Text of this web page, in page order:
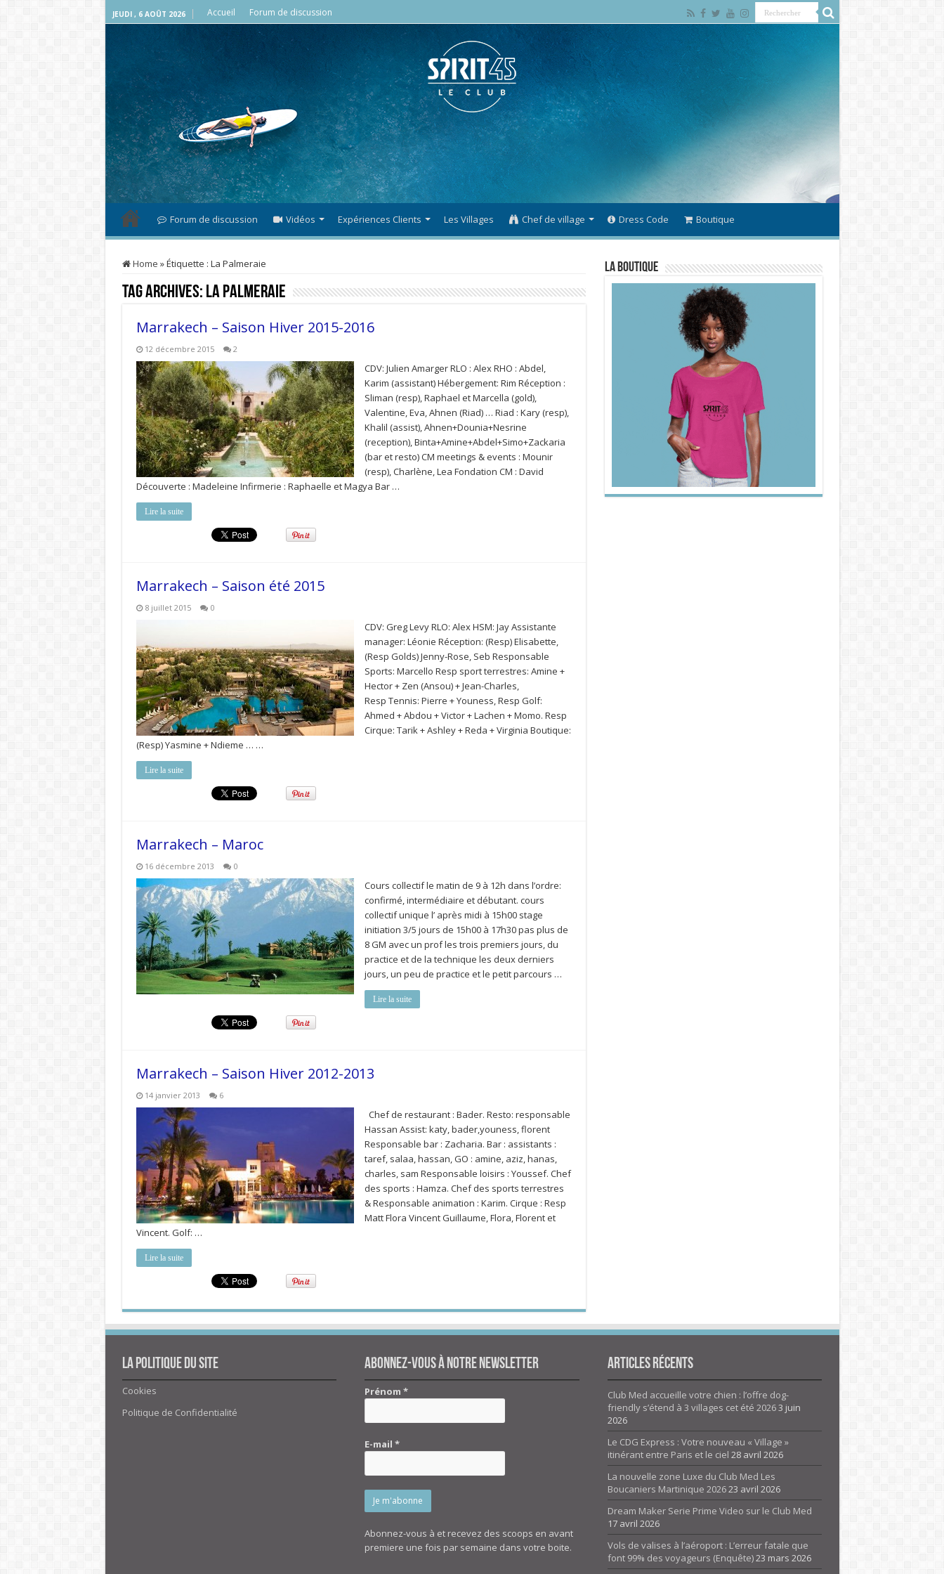
JEUDI , 6 AOÛT 2026 Accueil Forum de discussion
Forum de discussion Vidéos Expériences Clients Les Villages Chef de village Dress Code Boutique
Home »Étiquette : La Palmeraie
Tag Archives: La Palmeraie
Marrakech – Saison Hiver 2015-2016
12 décembre 2015 2
CDV: Julien Amarger RLO : Alex RHO : Abdel,
Karim (assistant) Hébergement: Rim Réception :
Sliman (resp), Raphael et Marcella (gold),
Valentine, Eva, Ahnen (Riad) … Riad : Kary (resp),
Khalil (assist), Ahnen+Dounia+Nesrine
(reception), Binta+Amine+Abdel+Simo+Zackaria
(bar et resto) CM meetings & events : Mounir
(resp), Charlène, Lea Fondation CM : David
Découverte : Madeleine Infirmerie : Raphaelle et Magya Bar …
Lire la suite
Marrakech – Saison été 2015
8 juillet 2015 0
CDV: Greg Levy RLO: Alex HSM: Jay Assistante
manager: Léonie Réception: (Resp) Elisabette,
(Resp Golds) Jenny-Rose, Seb Responsable
Sports: Marcello Resp sport terrestres: Amine +
Hector + Zen (Ansou) + Jean-Charles,
Resp Tennis: Pierre + Youness, Resp Golf:
Ahmed + Abdou + Victor + Lachen + Momo. Resp
Cirque: Tarik + Ashley + Reda + Virginia Boutique:
(Resp) Yasmine + Ndieme … …
Lire la suite
Marrakech – Maroc
16 décembre 2013 0
Cours collectif le matin de 9 à 12h dans l’ordre:
confirmé, intermédiaire et débutant. cours
collectif unique l’ après midi à 15h00 stage
initiation 3/5 jours de 15h00 à 17h30 pas plus de
8 GM avec un prof les trois premiers jours, du
practice et de la technique les deux derniers
jours, un peu de practice et le petit parcours …
Lire la suite
Marrakech – Saison Hiver 2012-2013
14 janvier 2013 6
Chef de restaurant : Bader. Resto: responsable
Hassan Assist: katy, bader,youness, florent
Responsable bar : Zacharia. Bar : assistants :
taref, salaa, hassan, GO : amine, aziz, hanas,
charles, sam Responsable loisirs : Youssef. Chef
des sports : Hamza. Chef des sports terrestres
& Responsable animation : Karim. Cirque : Resp
Matt Flora Vincent Guillaume, Flora, Florent et
Vincent. Golf: …
Lire la suite
La Boutique
La politique du site
Cookies
Politique de Confidentialité
Abonnez-vous à notre newsletter
Prénom*
E-mail*
Abonnez-vous à et recevez des scoops en avant
premiere une fois par semaine dans votre boite.
Articles Récents
Club Med accueille votre chien : l’offre dog-
friendly s’étend à 3 villages cet été 20263 juin
2026
Le CDG Express : Votre nouveau « Village »
itinérant entre Paris et le ciel 28 avril 2026
La nouvelle zone Luxe du Club Med Les
Boucaniers Martinique 202623 avril 2026
Dream Maker Serie Prime Video sur le Club Med
17 avril 2026
Vols de valises à l’aéroport : L’erreur fatale que
font 99% des voyageurs (Enquête)23 mars 2026